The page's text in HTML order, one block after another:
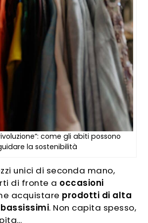
come gli abiti possono
la sostenibilità
unici di seconda mano,
di fronte a occasioni
acquistare prodotti di alta
. Non capita spesso,